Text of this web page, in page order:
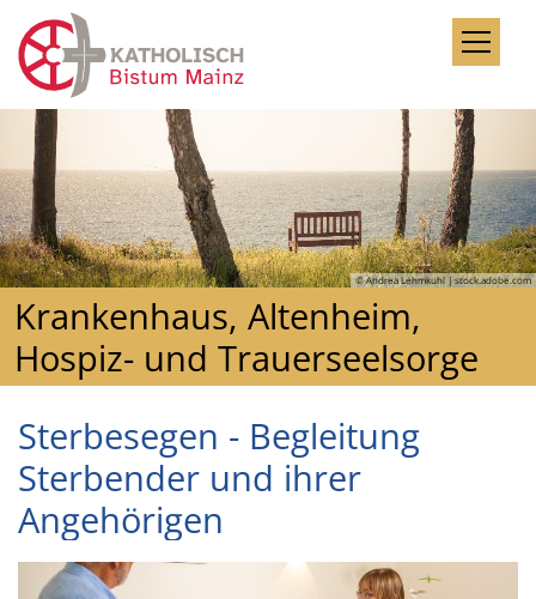
Zum Inhalt springen
© Andrea Lehmkuhl | stock.adobe.com
Krankenhaus, Altenheim,
Hospiz- und Trauerseelsorge
Sterbesegen - Begleitung
Sterbender und ihrer
Angehörigen